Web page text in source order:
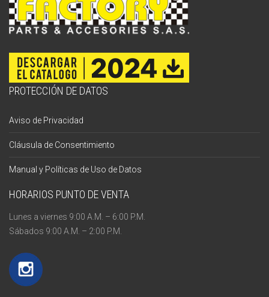
PROTECCIÓN DE DATOS
Aviso de Privacidad
Cláusula de Consentimiento
Manual y Políticas de Uso de Datos
HORARIOS PUNTO DE VENTA
Lunes a viernes 9:00 A.M. – 6:00 P.M.
Sábados 9:00 A.M. – 2:00 P.M.